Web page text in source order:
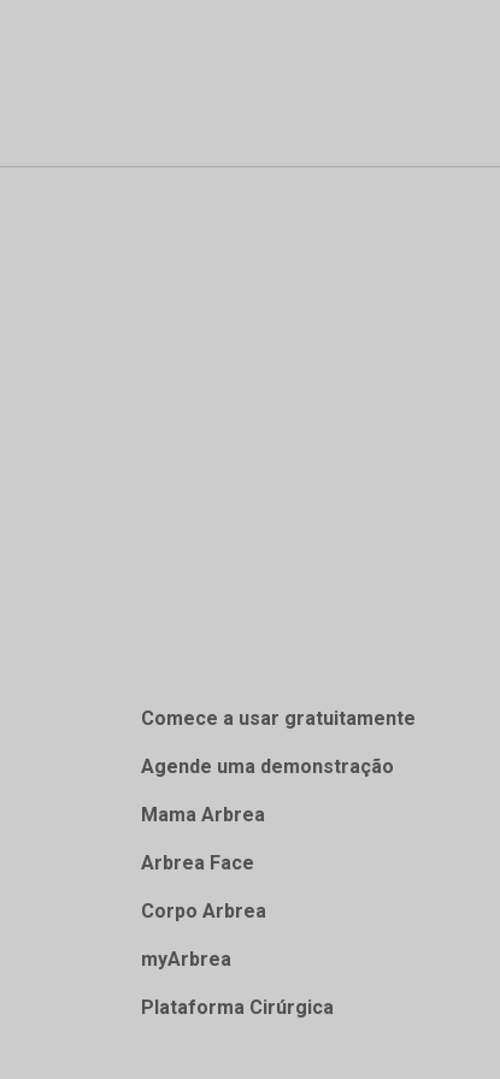
Comece a usar gratuitamente
Agende uma demonstração
Mama Arbrea
Arbrea Face
Corpo Arbrea
myArbrea
Plataforma Cirúrgica